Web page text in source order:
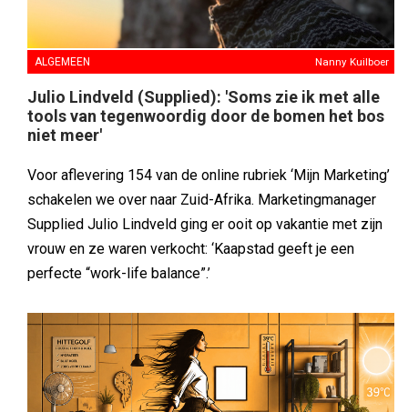
ALGEMEEN Nanny Kuilboer
Julio Lindveld (Supplied): 'Soms zie ik met alle
tools van tegenwoordig door de bomen het bos
niet meer'
Voor aflevering 154 van de online rubriek ‘Mijn Marketing’
schakelen we over naar Zuid-Afrika. Marketingmanager
Supplied Julio Lindveld ging er ooit op vakantie met zijn
vrouw en ze waren verkocht: ‘Kaapstad geeft je een
perfecte “work-life balance”.’